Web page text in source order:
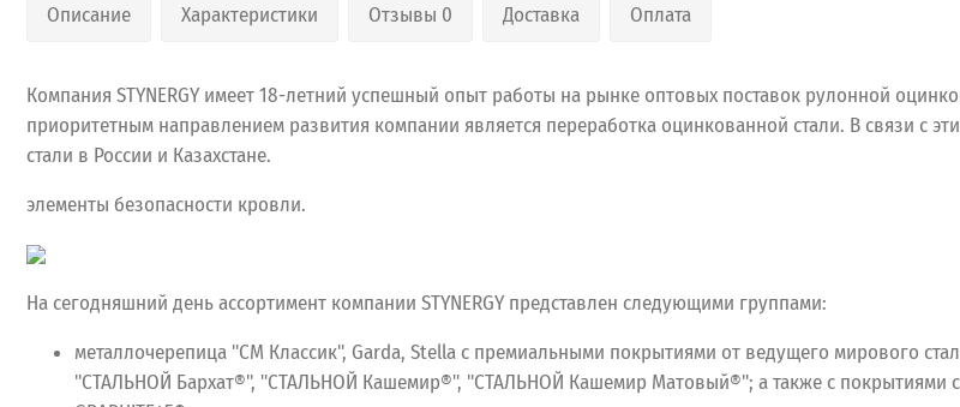
Описание Характеристики Отзывы 0 Доставка Оплата
Компания STYNERGY имеет 18-летний успешный опыт работы на рынке оптовых поставок рулонной
приоритетным направлением развития компании является переработка оцинкованной стали. В связи с
стали в России и Казахстане.
элементы безопасности кровли.
На сегодняшний день ассортимент компании STYNERGY представлен следующими группами:
металлочерепица "СМ Классик", Garda, Stella с премиальными покрытиями от ведущего мирового
"СТАЛЬНОЙ Бархат®", "СТАЛЬНОЙ Кашемир®", "СТАЛЬНОЙ Кашемир Матовый®"; а также с покрытиями